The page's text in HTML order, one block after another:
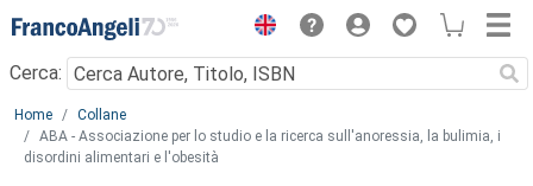
Menu
Cerca:
Main content
Home
Collane
ABA - Associazione per lo studio e la ricerca sull'anoressia, la bulimia, i
disordini alimentari e l'obesità